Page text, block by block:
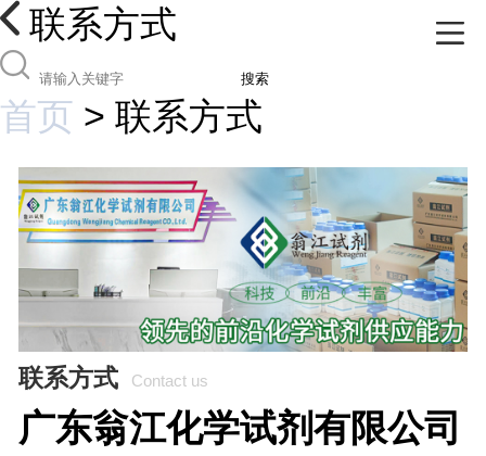
联系方式
搜索
首页 > 联系方式
联系方式 Contact us
广东翁江化学试剂有限公司